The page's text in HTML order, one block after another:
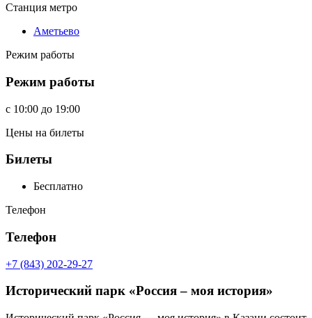
Станция метро
Аметьево
Режим работы
Режим работы
c 10:00 до 19:00
Цены на билеты
Билеты
Бесплатно
Телефон
Телефон
+7 (843) 202-29-27
Исторический парк «Россия – моя история»